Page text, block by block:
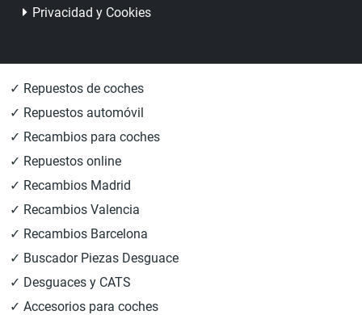
Privacidad y Cookies
✓ Repuestos de coches
✓ Repuestos automóvil
✓ Recambios para coches
✓ Repuestos online
✓ Recambios Madrid
✓ Recambios Valencia
✓ Recambios Barcelona
✓ Buscador Piezas Desguace
✓ Desguaces y CATS
✓ Accesorios para coches